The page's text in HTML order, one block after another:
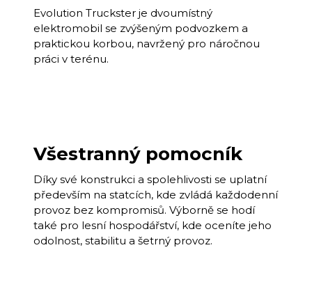
Evolution Truckster je dvoumístný
elektromobil se zvýšeným podvozkem a
praktickou korbou, navržený pro náročnou
práci v terénu.
Všestranný pomocník
Díky své konstrukci a spolehlivosti se uplatní
především na statcích, kde zvládá každodenní
provoz bez kompromisů. Výborně se hodí
také pro lesní hospodářství, kde oceníte jeho
odolnost, stabilitu a šetrný provoz.